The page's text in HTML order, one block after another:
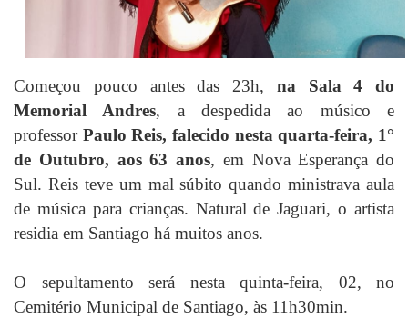
Começou pouco antes das 23h, na Sala 4 do
Memorial Andres, a despedida ao músico e
professorPaulo Reis, falecido nesta quarta-feira, 1°
de Outubro, aos 63 anos, em Nova Esperança do
Sul. Reis teve um mal súbito quando ministrava aula
de música para crianças. Natural de Jaguari, o artista
residia em Santiago há muitos anos.
O sepultamento será nesta quinta-feira, 02, no
Cemitério Municipal de Santiago, às 11h30min.